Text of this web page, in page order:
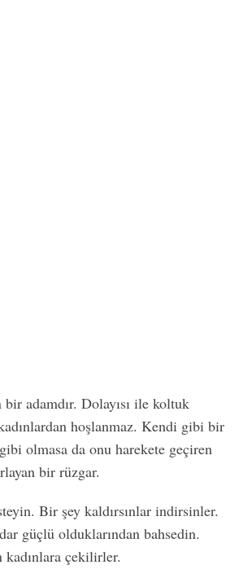
adamdır. Dolayısı ile koltuk
hoşlanmaz. Kendi gibi bir
olmasa da onu harekete geçiren
bir rüzgar.
Bir şey kaldırsınlar indirsinler.
güçlü olduklarından bahsedin.
çekilirler.